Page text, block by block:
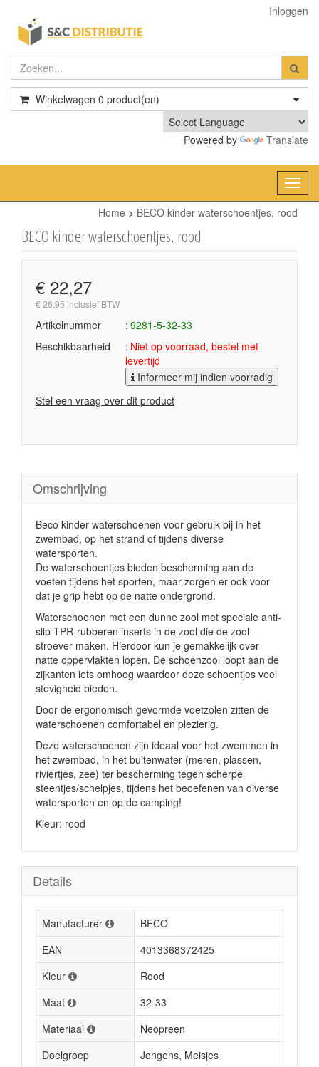
Inloggen
Winkelwagen 0 product(en)
Powered by Translate
Home > BECO kinder waterschoentjes, rood
BECO kinder waterschoentjes, rood
€ 22,27
€ 26,95 inclusief BTW
Artikelnummer
9281-5-32-33
Beschikbaarheid
Niet op voorraad, bestel met
levertijd
Informeer mij indien voorradig
Stel een vraag over dit product
Omschrijving
Beco kinder waterschoenen voor gebruik bij in het
zwembad, op het strand of tijdens diverse
watersporten.
De waterschoentjes bieden bescherming aan de
voeten tijdens het sporten, maar zorgen er ook voor
dat je grip hebt op de natte ondergrond.
Waterschoenen met een dunne zool met speciale anti-
slip TPR-rubberen inserts in de zool die de zool
stroever maken. Hierdoor kun je gemakkelijk over
natte oppervlakten lopen. De schoenzool loopt aan de
zijkanten iets omhoog waardoor deze schoentjes veel
stevigheid bieden.
Door de ergonomisch gevormde voetzolen zitten de
waterschoenen comfortabel en plezierig.
Deze waterschoenen zijn ideaal voor het zwemmen in
het zwembad, in het buitenwater (meren, plassen,
riviertjes, zee) ter bescherming tegen scherpe
steentjes/schelpjes, tijdens het beoefenen van diverse
watersporten en op de camping!
Kleur: rood
Details
Manufacturer
BECO
EAN
4013368372425
Kleur
Rood
Maat
32-33
Materiaal
Neopreen
Doelgroep
Jongens, Meisjes